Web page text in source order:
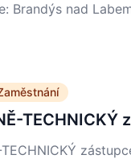
Brandýs nad